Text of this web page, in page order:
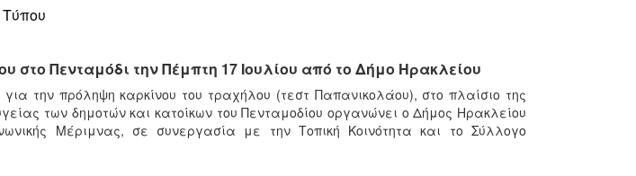
στο Πενταμόδι την Πέμπτη 17 Ιουλίου από το Δήμο Ηρακλείου
την πρόληψη καρκίνου του τραχήλου (τεστ Παπανικολάου), στο πλαίσιο της
των δημοτών και κατοίκων του Πενταμοδίου οργανώνει ο Δήμος Ηρακλείου
Μέριμνας, σε συνεργασία με την Τοπική Κοινότητα και το Σύλλογο